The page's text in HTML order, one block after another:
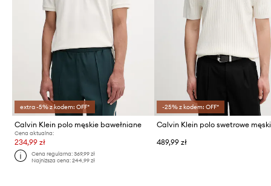
extra -5% z kodem: OFF*
Calvin Klein polo męskie bawełniane
Cena aktualna:
234,99 zł
Cena regularna:369,99 zł
Najniższa cena:244,99 zł
-25% z kodem: OFF*
489,99 zł